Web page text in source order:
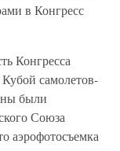
в Конгресс
Конгресса
самолетов-
были
Союза
аэрофотосъемка